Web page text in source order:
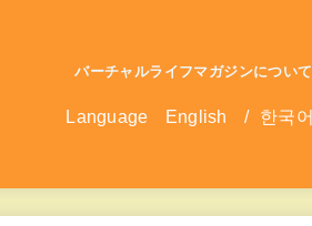
バーチャルライフマガジンについて
Language English / 한국어